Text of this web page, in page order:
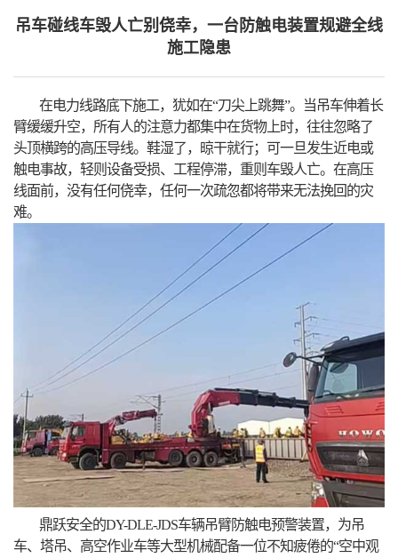
吊车碰线车毁人亡别侥幸，一台防触电装置规避全线
施工隐患
在电力线路底下施工，犹如在“刀尖上跳舞”。当吊车伸着长
臂缓缓升空，所有人的注意力都集中在货物上时，往往忽略了
头顶横跨的高压导线。鞋湿了，晾干就行；可一旦发生近电或
触电事故，轻则设备受损、工程停滞，重则车毁人亡。在高压
线面前，没有任何侥幸，任何一次疏忽都将带来无法挽回的灾
难。
鼎跃安全的DY-DLE-JDS车辆吊臂防触电预警装置，为吊
车、塔吊、高空作业车等大型机械配备一位不知疲倦的“空中观